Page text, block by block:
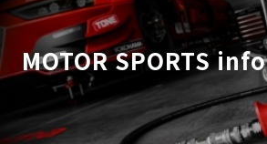
MOTOR SPORTS info